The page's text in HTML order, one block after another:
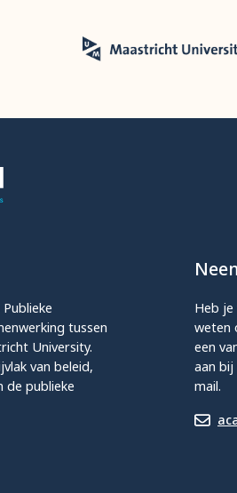
tussen
University.
van beleid,
de publieke
Heb je
weten
een
aan bij
mail.